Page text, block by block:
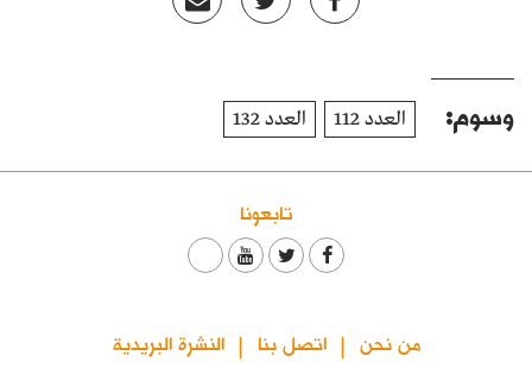
وسوم: العدد 112 العدد 132
تابعونا
من نحن اتصل بنا النشرة البريدية